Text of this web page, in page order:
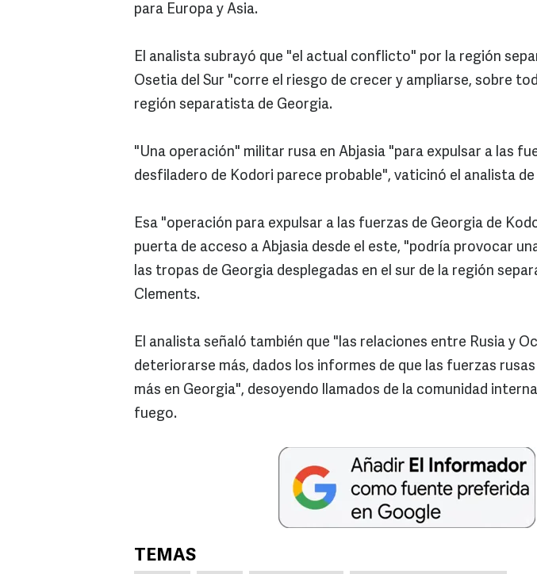
para Europa y Asia.
El analista subrayó que "el actual conflicto" por la región
Osetia del Sur "corre el riesgo de crecer y ampliarse, sobre
región separatista de Georgia.
"Una operación" militar rusa en Abjasia "para expulsar a las
desfiladero de Kodori parece probable", vaticinó el analista de
Esa "operación para expulsar a las fuerzas de Georgia de
puerta de acceso a Abjasia desde el este, "podría provocar
las tropas de Georgia desplegadas en el sur de la región
Clements.
El analista señaló también que "las relaciones entre Rusia y
deteriorarse más, dados los informes de que las fuerzas
más en Georgia", desoyendo llamados de la comunidad
fuego.
TEMAS